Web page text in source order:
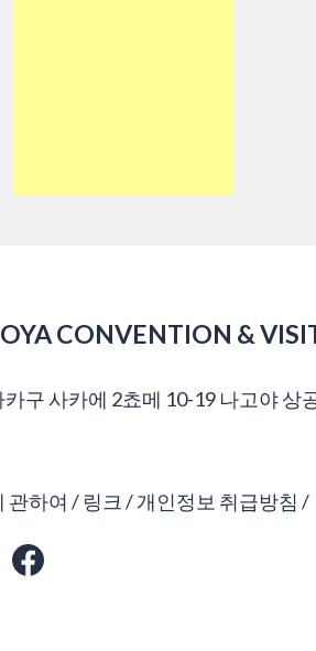
CONVENTION &
구 사카에 2쵸메 10-19 나고야 상
관하여 링크 개인정보 취급방침